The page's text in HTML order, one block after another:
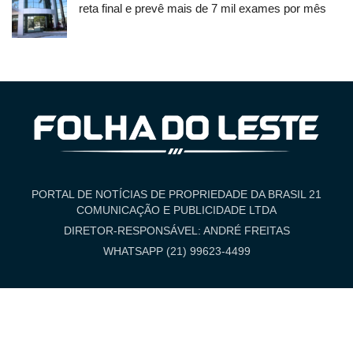
reta final e prevê mais de 7 mil exames por mês
PORTAL DE NOTÍCIAS DE PROPRIEDADE DA BRASIL 21
COMUNICAÇÃO E PUBLICIDADE LTDA
DIRETOR-RESPONSÁVEL: ANDRÉ FREITAS
WHATSAPP (21) 99623-4499